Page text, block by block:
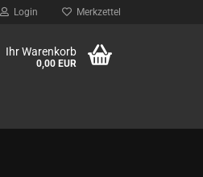
Login Merkzettel
Ihr Warenkorb
0,00 EUR